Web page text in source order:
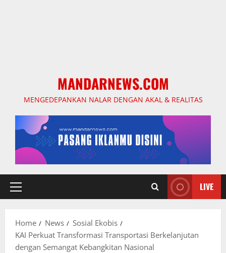
MANDARNEWS.COM
MENGEDEPANKAN NALAR DENGAN AKAL & REALITAS
Primary
LIVE
Home News
Sosial Ekobis
KAI Perkuat Transformasi Transportasi Berkelanjutan
dengan Semangat Kebangkitan Nasional